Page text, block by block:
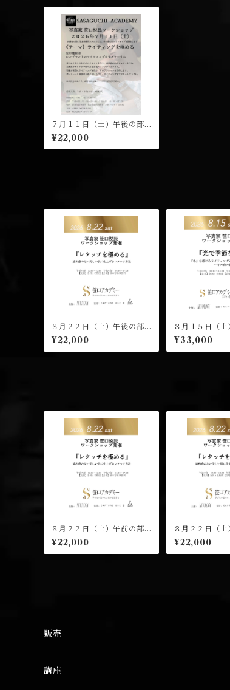
７月１１日（土）午後の部
（１４：００開演）笹口悦
民 ワークショップ 受講チ
ケット
¥22,000
８月２２日（土）午後の部
（１４：００開演）笹口悦
民 ワークショップ 受講チ
ケット
¥22,000
８月１５日（
（１０：００開
民 ワークショ
ケット
¥33,000
８月２２日（土）午前の部
（１０：００開演）笹口悦
民 ワークショップ 受講チ
ケット
¥22,000
８月２２日（
（１４：００開
民 ワークショ
ケット
¥22,000
販売
笹口 悦民
講座